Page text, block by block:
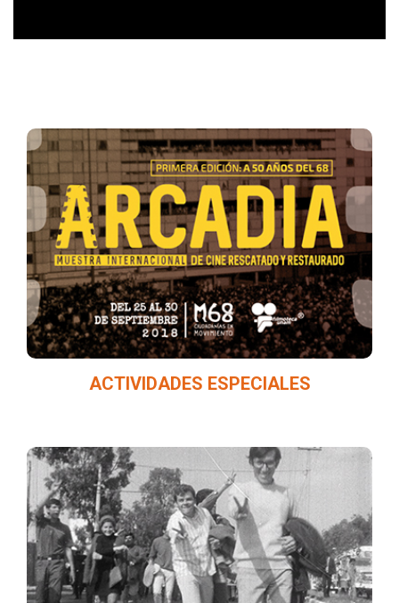
Funciones y presentaciones a cargo de las
diferentes instancias involucradas en la
organización y realización de Arcadia.
ACTIVIDADES ESPECIALES
Materiales fílmicos resguardados por la
Filmoteca de la UNAM que muestran los
hábitos y la vida cotidiana en la década de
los sesenta en México.